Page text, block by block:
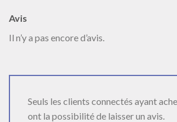
Avis
Il n’y a pas encore d’avis.
Seuls les clients connectés ayant
ont la possibilité de laisser un avis.